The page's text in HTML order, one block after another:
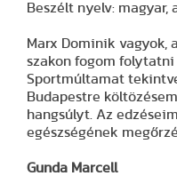
Beszélt nyelv: magyar,
Marx Dominik vagyok,
szakon fogom
Sportmúltamat
Budapestre
hangsúlyt. Az
egészségének
Gunda Marcell